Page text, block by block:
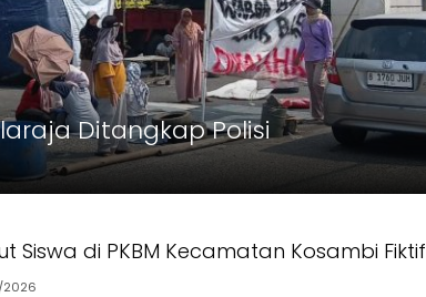
Ditangkap Polisi
Siswa di PKBM Kecamatan Kosambi Fiktif